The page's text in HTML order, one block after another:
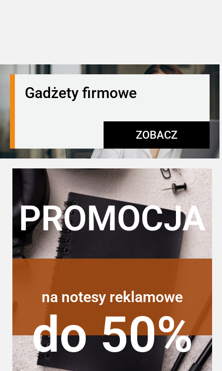
Gadżety firmowe
ZOBACZ
PROMOCJA
na notesy reklamowe
do 50%